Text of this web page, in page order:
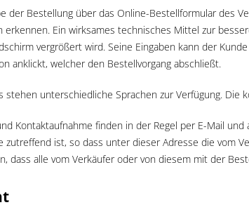
der Bestellung über das Online-Bestellformular des
Ein wirksames technisches Mittel zur
vergrößert wird. Seine Eingaben kann der
anklickt, welcher den Bestellvorgang abschließt.
stehen unterschiedliche Sprachen zur Verfügung. Die
Kontaktaufnahme finden in der Regel per E-Mail
zutreffend ist, so dass unter dieser Adresse die vom
dass alle vom Verkäufer oder von diesem mit der